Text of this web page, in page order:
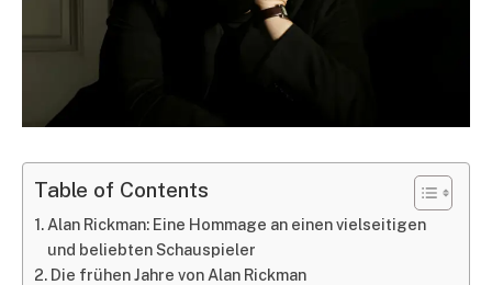
Table of Contents
Alan Rickman: Eine Hommage an einen vielseitigen
und beliebten Schauspieler
Die frühen Jahre von Alan Rickman